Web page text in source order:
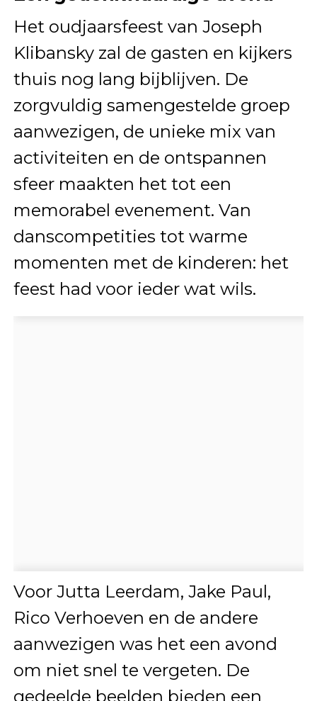
Het oudjaarsfeest van Joseph
Klibansky zal de gasten en kijkers
thuis nog lang bijblijven. De
zorgvuldig samengestelde groep
aanwezigen, de unieke mix van
activiteiten en de ontspannen
sfeer maakten het tot een
memorabel evenement. Van
danscompetities tot warme
momenten met de kinderen: het
feest had voor ieder wat wils.
Voor Jutta Leerdam, Jake Paul,
Rico Verhoeven en de andere
aanwezigen was het een avond
om niet snel te vergeten. De
gedeelde beelden bieden een